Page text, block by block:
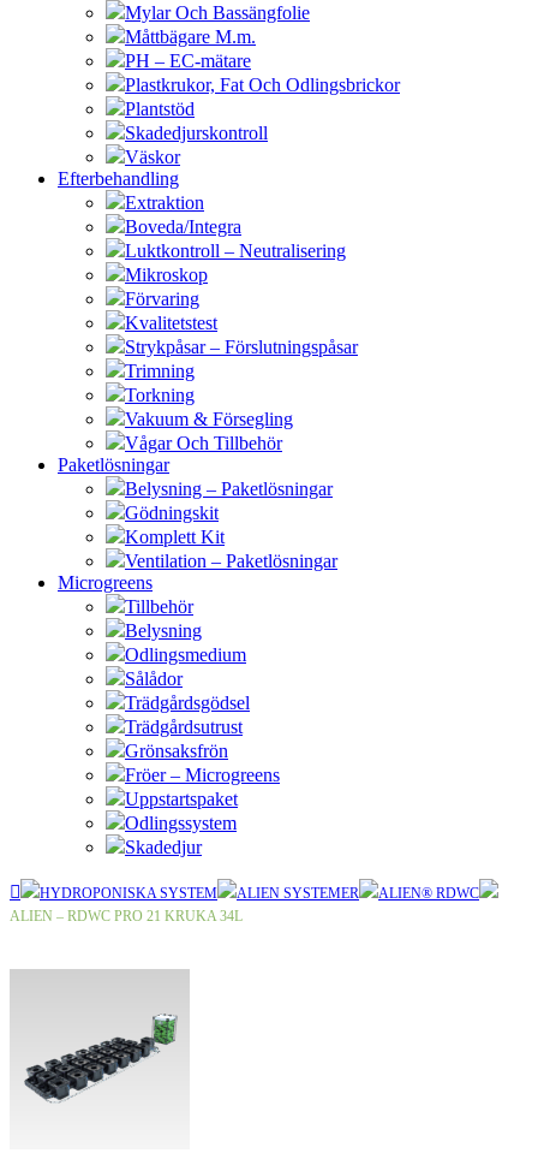
Mylar Och Bassängfolie
Måttbägare M.m.
PH – EC-mätare
Plastkrukor, Fat Och Odlingsbrickor
Plantstöd
Skadedjurskontroll
Väskor
Efterbehandling
Extraktion
Boveda/Integra
Luktkontroll – Neutralisering
Mikroskop
Förvaring
Kvalitetstest
Strykpåsar – Förslutningspåsar
Trimning
Torkning
Vakuum & Försegling
Vågar Och Tillbehör
Paketlösningar
Belysning – Paketlösningar
Gödningskit
Komplett Kit
Ventilation – Paketlösningar
Microgreens
Tillbehör
Belysning
Odlingsmedium
Sålådor
Trädgårdsgödsel
Trädgårdsutrust
Grönsaksfrön
Fröer – Microgreens
Uppstartspaket
Odlingssystem
Skadedjur
HYDROPONISKA SYSTEM ALIEN SYSTEMER
ALIEN® RDWC
ALIEN – RDWC PRO 21 KRUKA 34L